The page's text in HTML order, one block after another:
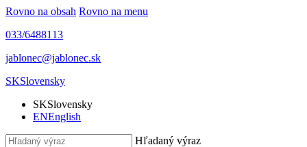
Rovno na obsah Rovno na menu
033/6488113
jablonec@jablonec.sk
SKSlovensky
SKSlovensky
ENEnglish
Hľadaný výraz